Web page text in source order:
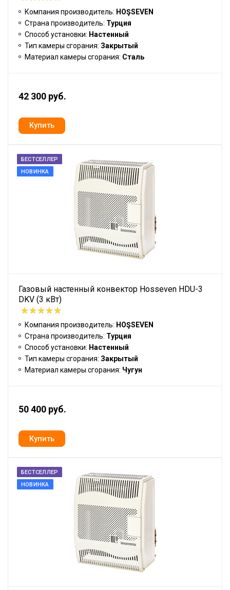
Компания производитель: HOŞSEVEN
Страна производитель: Турция
Способ установки: Настенный
Тип камеры сгорания: Закрытый
Материал камеры сгорания: Сталь
42 300 руб.
БЕСТСЕЛЛЕР
НОВИНКА
Газовый настенный конвектор Hosseven HDU-3
DKV (3 кВт)
Компания производитель: HOŞSEVEN
Страна производитель: Турция
Способ установки: Настенный
Тип камеры сгорания: Закрытый
Материал камеры сгорания: Чугун
50 400 руб.
БЕСТСЕЛЛЕР
НОВИНКА